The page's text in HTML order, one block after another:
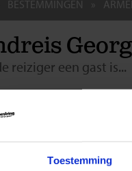
Toestemming
BESTEMMINGEN
reiziger een gast is...